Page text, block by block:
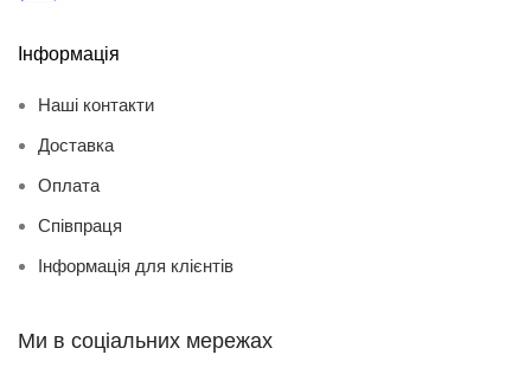
Інформація
Наші контакти
Доставка
Оплата
Співпраця
Інформація для клієнтів
Ми в соціальних мережах